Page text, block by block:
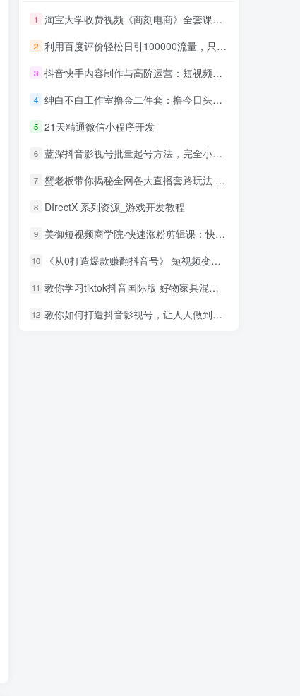
1 淘宝大学收费视频《商刻电商》全套课程（共16节）_电商运营教程
2 利用百度评价轻松日引100000流量，只要你是执行力强的人，日赚1000元完全没问_网赚教程
3 抖音快手内容制作与高阶运营：短视频涨粉+变现实战训练营
4 绅白不白工作室撸金二件套：撸今日头条原创收益+小红书一单利润40块项目
5 21天精通微信小程序开发
6 蓝深抖音影视号批量起号方法，完全小白带货变现，实操剪辑影视玩法（附软件）
7 蟹老板带你揭秘全网各大直播套路玩法 以及直播带货7大爆单玩法
8 DIrectX 系列资源_游戏开发教程
9 美御短视频商学院·快速涨粉剪辑课：快速突破涨粉1000的技巧，开启橱窗带货
10 《从0打造爆款赚翻抖音号》 短视频变现68个实操秘诀
11 教你学习tiktok抖音国际版 好物家具混剪【视频教程】
12 教你如何打造抖音影视号，让人人做到月入3万！（视频课程）